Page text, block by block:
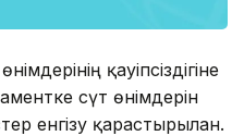
қауіпсіздігіне
сүт өнімдерін
енгізу қарастырылған.